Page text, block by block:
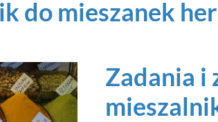
do mieszanek
Zadania i